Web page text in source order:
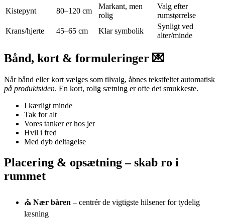
Kistepynt 80–120 cm
Markant, men
rolig
Valg efter
rumstørrelse
Krans/hjerte
45–65 cm Klar symbolik
Synligt ved
alter/minde
Bånd, kort & formuleringer 💌
Når bånd eller kort vælges som tilvalg, åbnes tekstfeltet automatisk
på produktsiden. En kort, rolig sætning er ofte det smukkeste.
I kærligt minde
Tak for alt
Vores tanker er hos jer
Hvil i fred
Med dyb deltagelse
Placering & opsætning – skab ro i
rummet
⛪ Nær båren – centrér de vigtigste hilsener for tydelig
læsning